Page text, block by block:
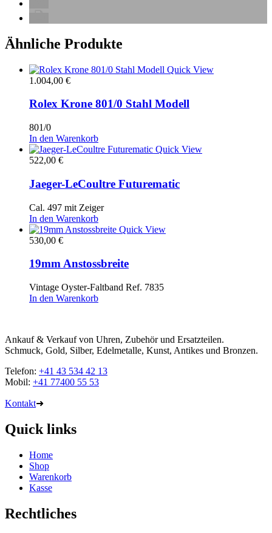
Ähnliche Produkte
Quick View
1.004,00 €
Rolex Krone 801/0 Stahl Modell
801/0
In den Warenkorb
Quick View
522,00 €
Jaeger-LeCoultre Futurematic
Cal. 497 mit Zeiger
In den Warenkorb
Quick View
530,00 €
19mm Anstossbreite
Vintage Oyster-Faltband Ref. 7835
In den Warenkorb
Ankauf & Verkauf von Uhren, Zubehör und Ersatzteilen.
Schmuck, Gold, Silber, Edelmetalle, Kunst, Antikes und Bronzen.
Telefon: +41 43 534 42 13
Mobil: +41 77400 55 53
Kontakt➜
Quick links
Home
Shop
Warenkorb
Kasse
Rechtliches